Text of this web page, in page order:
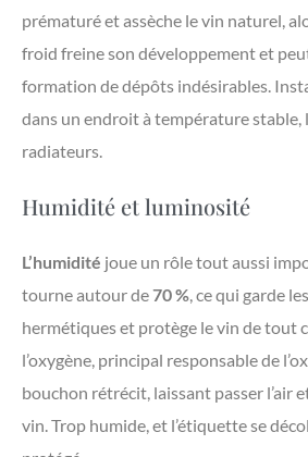
prématuré et assèche le vin naturel,
froid freine son développement et
formation de dépôts indésirables.
dans un endroit à température stable,
radiateurs.
Humidité et luminosité
L’humidité joue un rôle tout aussi
tourne autour de70 %, ce qui garde
hermétiques et protège le vin de tout
l’oxygène, principal responsable de
bouchon rétrécit, laissant passer l’air
vin. Trop humide, et l’étiquette se